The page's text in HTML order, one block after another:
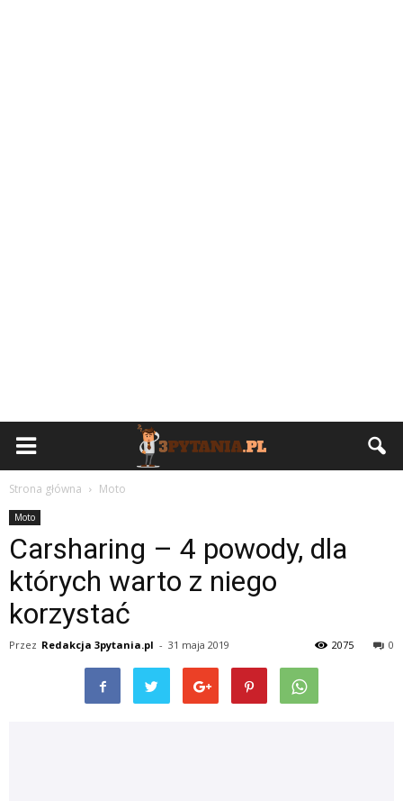
Strona główna Moto
Moto
Carsharing – 4 powody, dla
których warto z niego
korzystać
Przez Redakcja 3pytania.pl - 31 maja 2019 0
2075